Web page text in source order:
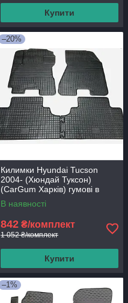
Купити
–20%
Килимки Hyundai Tucson
2004- (Хюндай Туксон)
(CarGum Харків) гумові в
салон
В наявності
842 ₴/комплект
1 052 ₴/комплект
Купити
–1%